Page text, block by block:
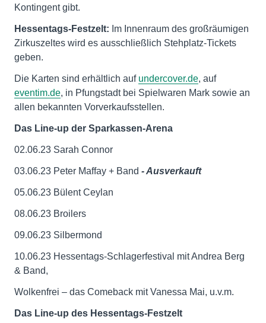
Kontingent gibt.
Hessentags-Festzelt: Im Innenraum des großräumigen
Zirkuszeltes wird es ausschließlich Stehplatz-Tickets
geben.
Die Karten sind erhältlich auf undercover.de, auf
eventim.de, in Pfungstadt bei Spielwaren Mark sowie an
allen bekannten Vorverkaufsstellen.
Das Line-up der Sparkassen-Arena
02.06.23 Sarah Connor
03.06.23 Peter Maffay + Band - Ausverkauft
05.06.23 Bülent Ceylan
08.06.23 Broilers
09.06.23 Silbermond
10.06.23 Hessentags-Schlagerfestival mit Andrea Berg
& Band,
Wolkenfrei – das Comeback mit Vanessa Mai, u.v.m.
Das Line-up des Hessentags-Festzelt